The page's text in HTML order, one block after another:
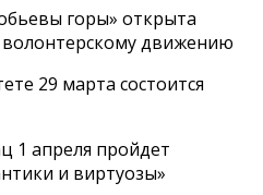
горы» открыта
движению
29 марта состоится
1 апреля пройдет
и виртуозы»